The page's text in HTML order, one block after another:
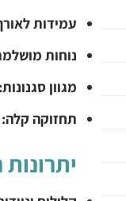
עמידות
נוחות
מגוון סגנונות:
תחזוקה קלה: